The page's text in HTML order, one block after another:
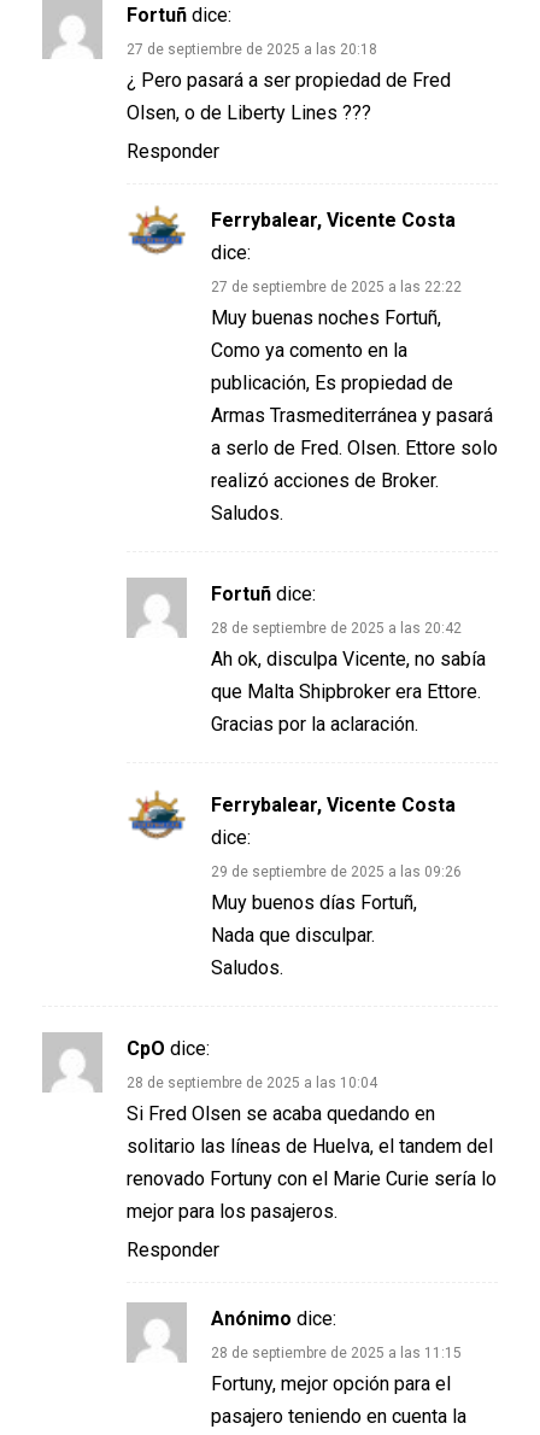
Fortuñ dice:
27 de septiembre de 2025 a las 20:18
¿ Pero pasará a ser propiedad de Fred
Olsen, o de Liberty Lines ???
Responder
Ferrybalear, Vicente Costa
dice:
27 de septiembre de 2025 a las 22:22
Muy buenas noches Fortuñ,
Como ya comento en la
publicación, Es propiedad de
Armas Trasmediterránea y pasará
a serlo de Fred. Olsen. Ettore solo
realizó acciones de Broker.
Saludos.
Fortuñ dice:
28 de septiembre de 2025 a las 20:42
Ah ok, disculpa Vicente, no sabía
que Malta Shipbroker era Ettore.
Gracias por la aclaración.
Ferrybalear, Vicente Costa
dice:
29 de septiembre de 2025 a las 09:26
Muy buenos días Fortuñ,
Nada que disculpar.
Saludos.
CpO dice:
28 de septiembre de 2025 a las 10:04
Si Fred Olsen se acaba quedando en
solitario las líneas de Huelva, el tandem del
renovado Fortuny con el Marie Curie sería lo
mejor para los pasajeros.
Responder
Anónimo dice:
28 de septiembre de 2025 a las 11:15
Fortuny, mejor opción para el
pasajero teniendo en cuenta la